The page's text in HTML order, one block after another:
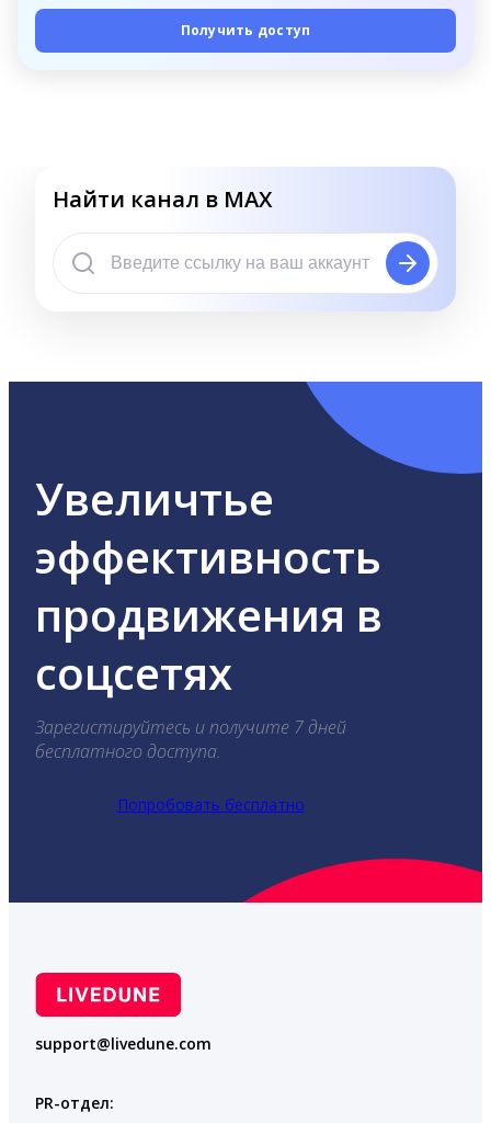
Получить доступ
Найти канал в MAX
Увеличтье
эффективность
продвижения в
соцсетях
Зарегистируйтесь и получите 7 дней
бесплатного доступа.
Попробовать бесплатно
support@livedune.com
PR-отдел: